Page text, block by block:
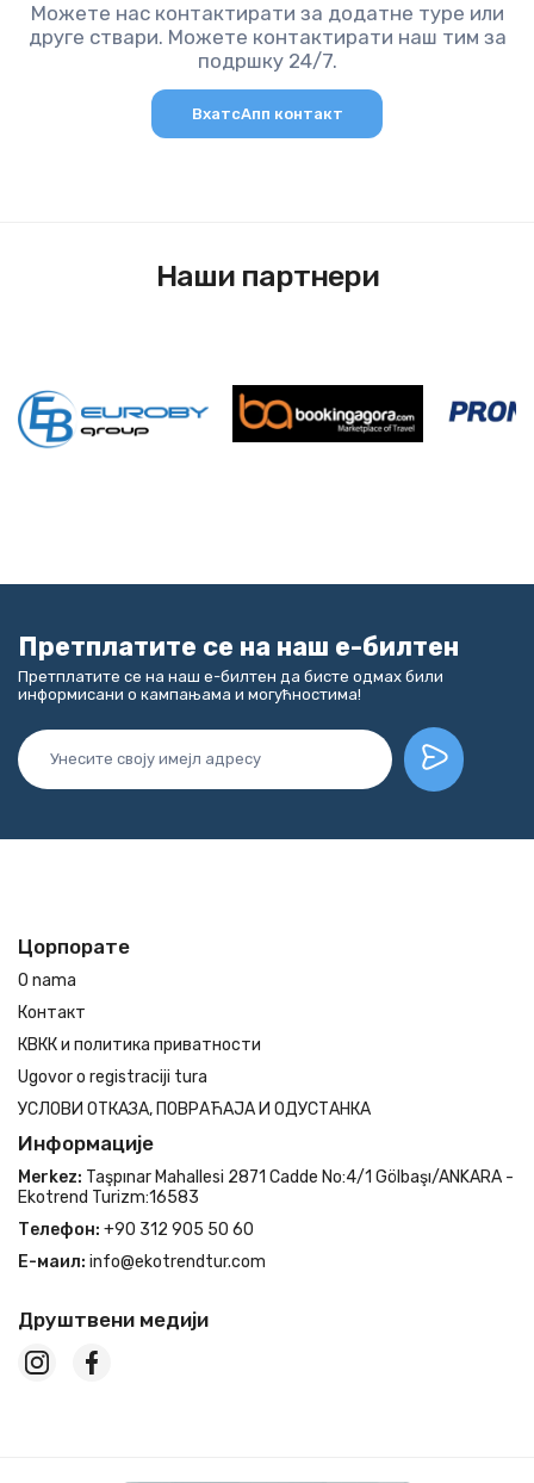
Можете нас контактирати за додатне туре или
друге ствари. Можете контактирати наш тим за
подршку 24/7.
ВхатсАпп контакт
Наши партнери
Претплатите се на наш е-билтен
Претплатите се на наш е-билтен да бисте одмах били
информисани о кампањама и могућностима!
Цорпорате
O nama
Контакт
КВКК и политика приватности
Ugovor o registraciji tura
УСЛОВИ ОТКАЗА, ПОВРАЋАЈА И ОДУСТАНКА
Информације
Merkez: Taşpınar Mahallesi 2871 Cadde No:4/1 Gölbaşı/ANKARA -
Ekotrend Turizm:16583
Телефон: +90 312 905 50 60
Е-маил: info@ekotrendtur.com
Друштвени медији